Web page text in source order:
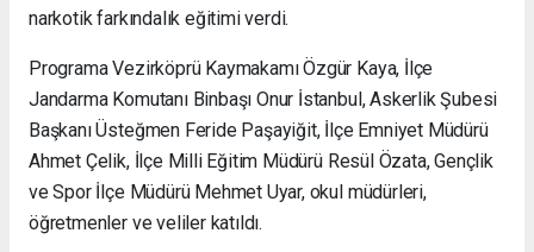
narkotik farkındalık eğitimi verdi.
Programa Vezirköprü Kaymakamı Özgür Kaya, İlçe
Jandarma Komutanı Binbaşı Onur İstanbul, Askerlik Şubesi
Başkanı Üsteğmen Feride Paşayiğit, İlçe Emniyet Müdürü
Ahmet Çelik, İlçe Milli Eğitim Müdürü Resül Özata, Gençlik
ve Spor İlçe Müdürü Mehmet Uyar, okul müdürleri,
öğretmenler ve veliler katıldı.